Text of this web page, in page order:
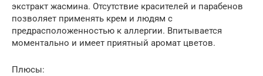
экстракт жасмина. Отсутствие красителей и парабенов
позволяет применять крем и людям с
предрасположенностью к аллергии. Впитывается
моментально и имеет приятный аромат цветов.
Плюсы: